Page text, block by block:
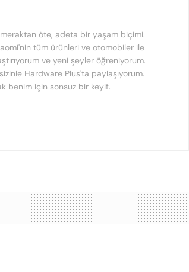
öte, adeta bir yaşam biçimi.
tüm ürünleri ve otomobiler ile
ve yeni şeyler öğreniyorum.
Hardware Plus'ta paylaşıyorum.
benim için sonsuz bir keyif.